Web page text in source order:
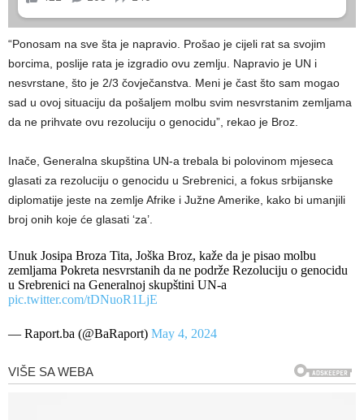
“Ponosam na sve šta je napravio. Prošao je cijeli rat sa svojim
borcima, poslije rata je izgradio ovu zemlju. Napravio je UN i
nesvrstane, što je 2/3 čovječanstva. Meni je čast što sam mogao
sad u ovoj situaciju da pošaljem molbu svim nesvrstanim zemljama
da ne prihvate ovu rezoluciju o genocidu”, rekao je Broz.
Inače, Generalna skupština UN-a trebala bi polovinom mjeseca
glasati za rezoluciju o genocidu u Srebrenici, a fokus srbijanske
diplomatije jeste na zemlje Afrike i Južne Amerike, kako bi umanjili
broj onih koje će glasati ‘za’.
Unuk Josipa Broza Tita, Joška Broz, kaže da je pisao molbu
zemljama Pokreta nesvrstanih da ne podrže Rezoluciju o genocidu
u Srebrenici na Generalnoj skupštini UN-a
pic.twitter.com/tDNuoR1LjE
— Raport.ba (@BaRaport) May 4, 2024